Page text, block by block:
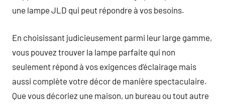
une lampe JLD qui peut répondre à vos besoins.
En choisissant judicieusement parmi leur large gamme,
vous pouvez trouver la lampe parfaite qui non
seulement répond à vos exigences d’éclairage mais
aussi complète votre décor de manière spectaculaire.
Que vous décoriez une maison, un bureau ou tout autre